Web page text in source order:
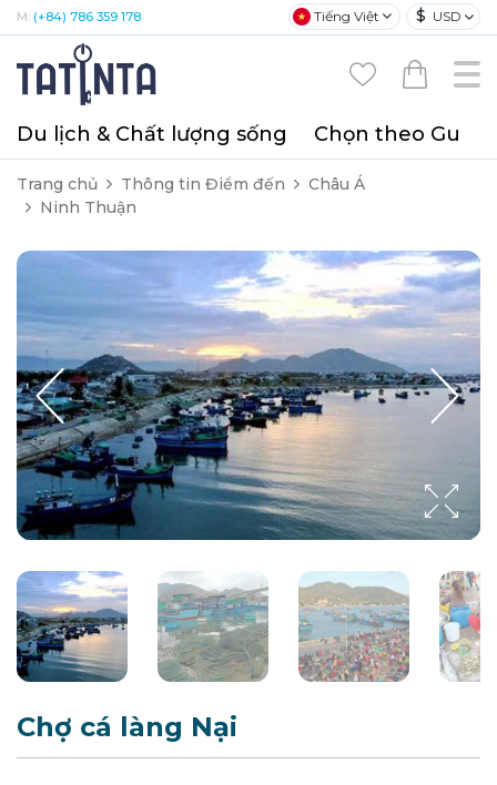
M: (+84) 786 359 178 Tiếng Việt $ USD
Du lịch & Chất lượng sống Chọn theo Gu
Trang chủ Thông tin Điểm đến
Châu Á
Ninh Thuận
Chợ cá làng Nại